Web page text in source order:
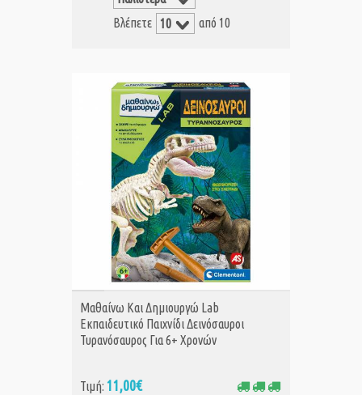
Βλέπετε από 10
ΑΓΟΡΑ
Μαθαίνω Και Δημιουργώ Lab
Εκπαιδευτικό Παιχνίδι Δεινόσαυροι
Τυρανόσαυρος Για 6+ Χρονών
Τιμή: 11,00€